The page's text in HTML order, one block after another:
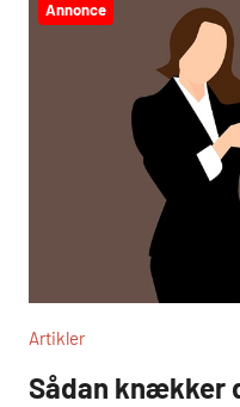
Annonce
Artikler
Sådan knækker